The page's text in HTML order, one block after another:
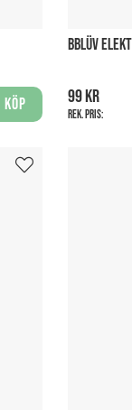
Köp
BBLÜV
99 kr
Rek. pris: